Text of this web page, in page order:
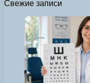
Свежие записи